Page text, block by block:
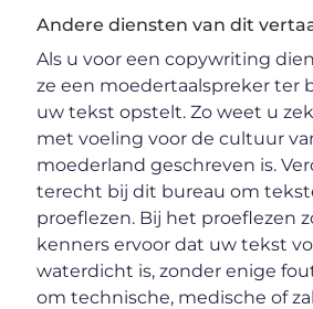
Andere diensten van dit
Als u voor een copywriting
ze een moedertaalspreker ter
uw tekst opstelt. Zo weet u
met voeling voor de cultuur
moederland geschreven is.
terecht bij dit bureau om
proeflezen. Bij het proeflezen
kenners ervoor dat uw tekst
waterdicht is, zonder enige
om technische, medische of